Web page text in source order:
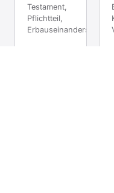
Testament,
Pflichtteil,